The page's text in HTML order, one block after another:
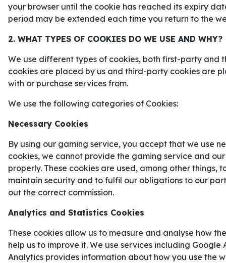
En riktig nagelbitare väntar i VM-öppningen.
KANADA DIREKT – PRECIS
BEHÖVER
Sverige mot Kanadaär precis den typen av
enklare sätt att kliva in i ett mästerskap än att
matchen – och gissningsvis inget svårare.
Samtidigt är det också precis den typen av
lag står. Sverige får inget utrymme att växa
Tempot, närkamperna och misstagen kommer
FörTre Kronorhandlar mycket om att överleva
tvinga motståndarna till snabba beslut. Därför
egen zon och första passningen upp i banan
your browser until the cookie has reached its expiry
period may be extended each time you return to the
2. WHAT TYPES OF COOKIES DO WE USE AND WHY?
We use different types of cookies, both first-party and
cookies are placed by us and third-party cookies are
with or purchase services from.
We use the following categories of Cookies:
Necessary Cookies
By using our gaming service, you accept that we use
cookies, we cannot provide the gaming service and
properly. These cookies are used, among other things,
maintain security and to fulfil our obligations to our
out the correct commission.
Analytics and Statistics Cookies
These cookies allow us to measure and analyse how
help us to improve it. We use services including
Analytics provides information about how you use the